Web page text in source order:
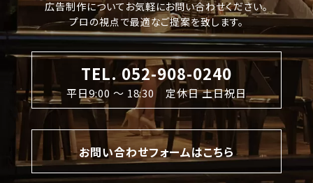
広告制作についてお気軽にお問い合わせください。
プロの視点で最適なご提案を致します。
TEL. 052-908-0240
平日9:00 〜 18:30 定休日 土日祝日
お問い合わせフォームはこちら